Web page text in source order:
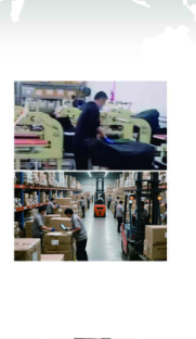
多了，经验丰富了，
些是陷阱。对于新手
就是迈向成功的第一